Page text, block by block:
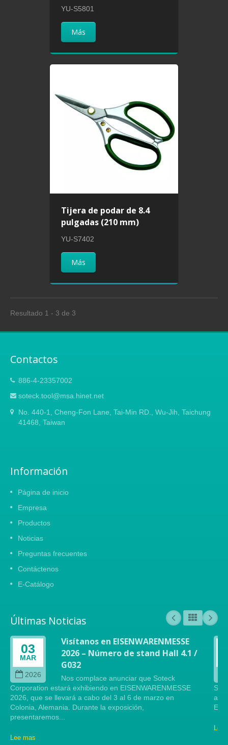
YU-S5801
Más
Tijera de podar de 8.4
pulgadas (210 mm)
YU-S7402
Más
Resultado 1 - 3 de 3
Contactos
886-4-23357002
soteck.tool@msa.hinet.net
No. 440-1, Cheng-Fon Lane, Tai-Min RD., Wu-Jih, Taichung
41468, Taiwan
Información
Página de inicio
Empresa
Productos
Noticias
Preguntas frecuentes
Contáctenos
E-Catálogo
Últimas Noticias
03
MAR
2026
Visítanos en EISENWARENMESSE
2026 – Número de stand Hall 4.1 /
G032
Nos complace anunciar que Soteck
Corporation estará exhibiendo en EISENWARENMESSE
2026, que se llevará a cabo del 3 al 6 de marzo en
Colonia, Alemania. Durante la exposición,
presentaremos...
Lee mas
Lee